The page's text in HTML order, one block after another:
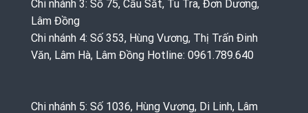
Chi nhánh 3: Số 75, Cầu Sắt, Tu Tra, Đơn Dương,
Lâm Đồng
Chi nhánh 4: Số 353, Hùng Vương, Thị Trấn Đinh
Văn, Lâm Hà, Lâm Đồng Hotline: 0961.789.640
Chi nhánh 5: Số 1036, Hùng Vương, Di Linh, Lâm